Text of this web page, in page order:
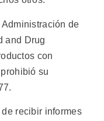
de
and Drug
con
su
recibir informes